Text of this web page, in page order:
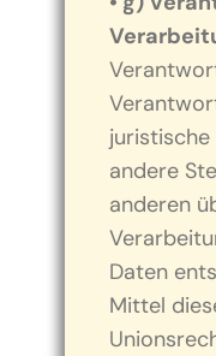
juristische
andere
anderen
Daten
Mittel